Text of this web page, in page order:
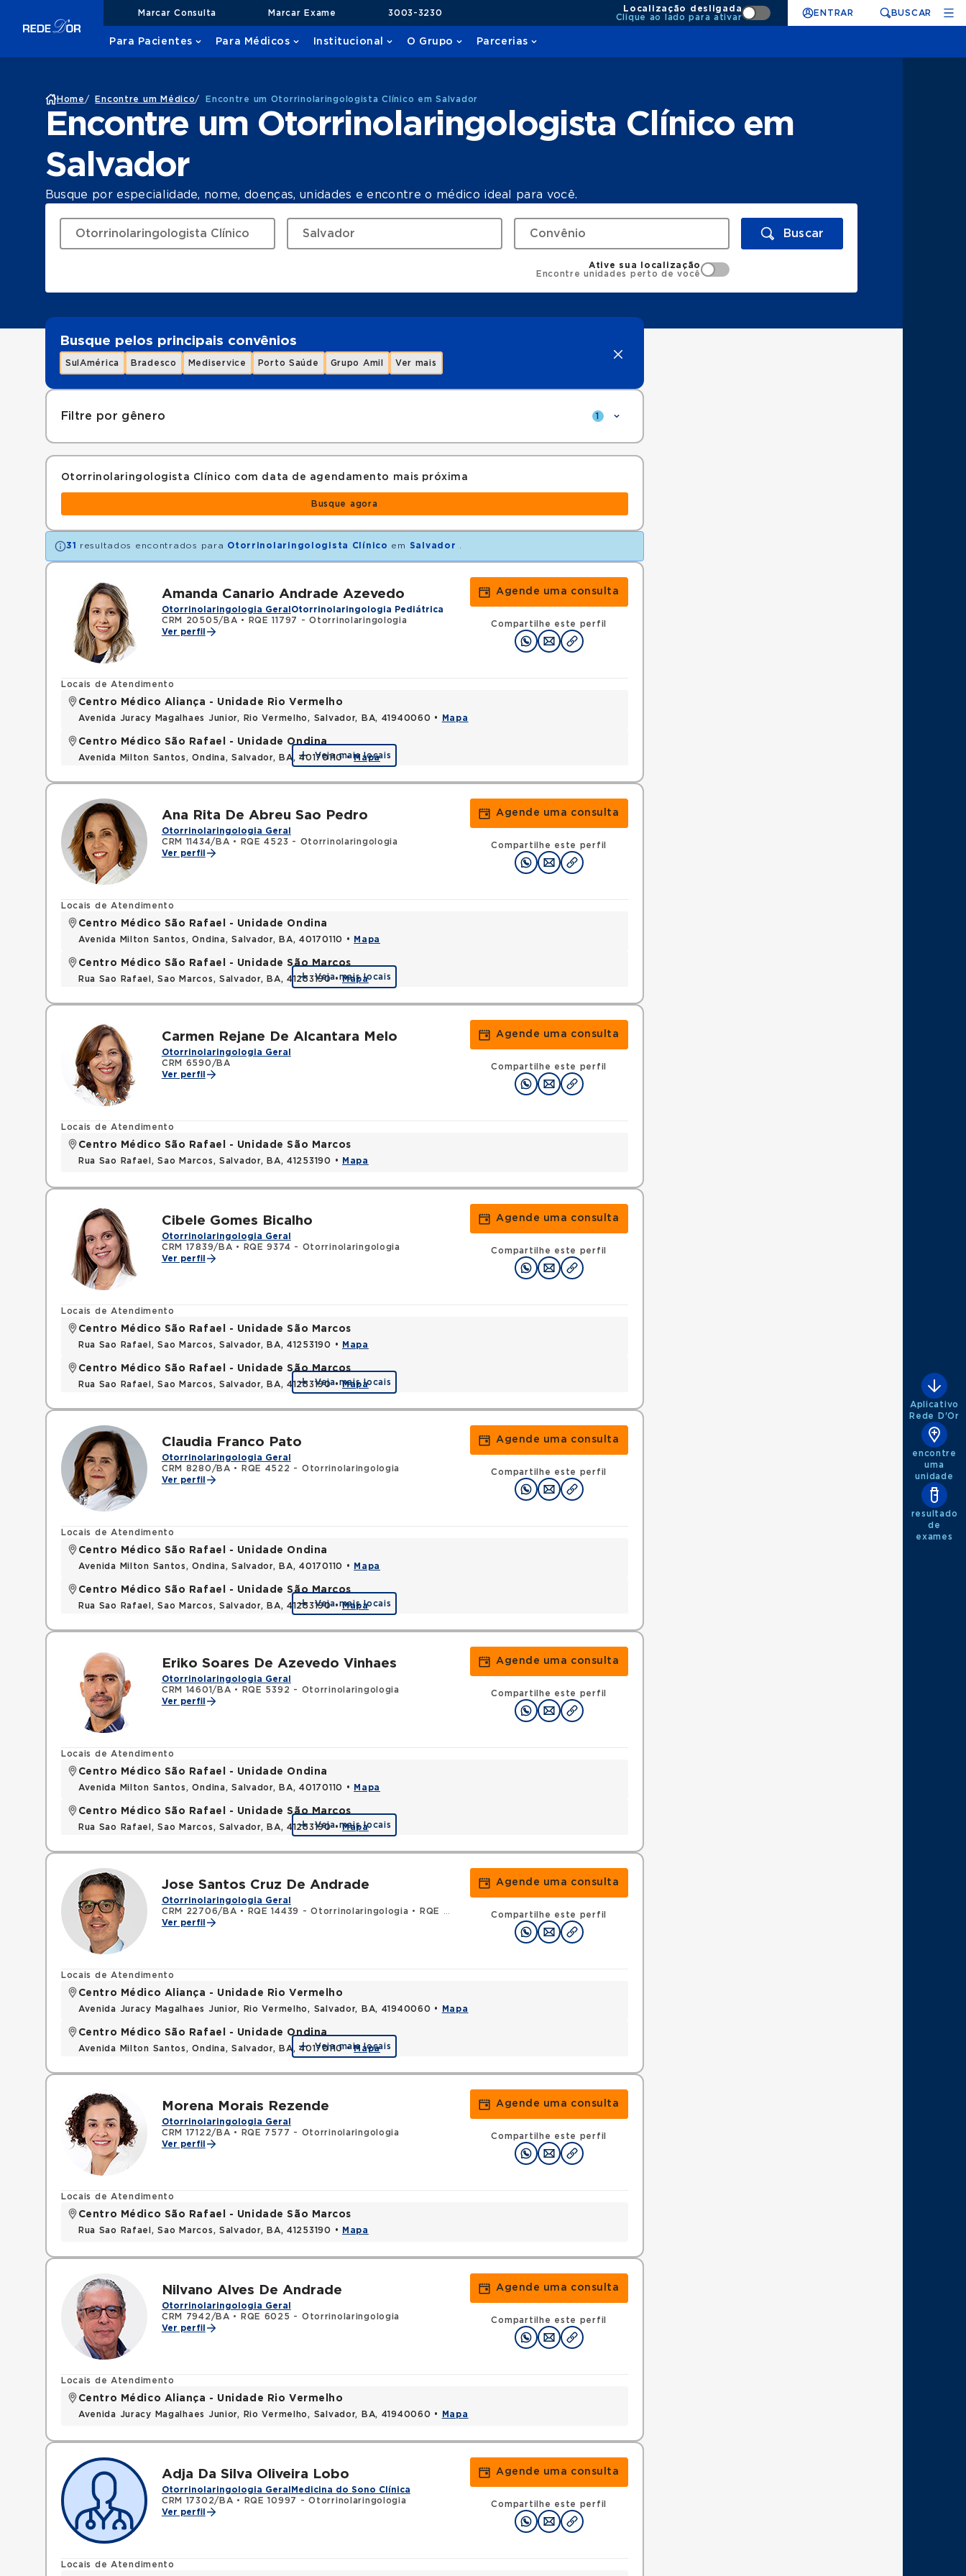
Marcar Consulta Marcar Exame 3003-3230
Localização desligada
Clique ao lado para ativar
ENTRAR BUSCAR
Para Pacientes Para Médicos Institucional O Grupo Parcerias
Home / Encontre um Médico/ Encontre um Otorrinolaringologista Clínico em Salvador
Encontre um Otorrinolaringologista Clínico em
Salvador
Busque por especialidade, nome, doenças, unidades e encontre o médico ideal para você.
Buscar
Ative sua localização
Encontre unidades perto de você
Busque pelos principais convênios
SulAmérica Bradesco Mediservice Porto Saúde Grupo Amil Ver mais
Filtre por gênero 1
Otorrinolaringologista Clínico com data de agendamento mais próxima
Busque agora
31 resultados encontrados para Otorrinolaringologista Clínico em Salvador
Amanda Canario Andrade Azevedo
Otorrinolaringologia Geral Otorrinolaringologia Pediátrica
CRM 20505/BA •
RQE 11797 - Otorrinolaringologia
Ver perfil
Agende uma consulta
Compartilhe este perfil
Locais de Atendimento
Centro Médico Aliança - Unidade Rio Vermelho
Avenida Juracy Magalhaes Junior, Rio Vermelho, Salvador, BA, 41940060 • Mapa
Centro Médico São Rafael - Unidade Ondina
Avenida Milton Santos, Ondina, Salvador, BA, 40170110 •Mapa
Veja mais locais
Ana Rita De Abreu Sao Pedro
Otorrinolaringologia Geral
CRM 11434/BA •
RQE 4523 - Otorrinolaringologia
Ver perfil
Agende uma consulta
Compartilhe este perfil
Locais de Atendimento
Centro Médico São Rafael - Unidade Ondina
Avenida Milton Santos, Ondina, Salvador, BA, 40170110 • Mapa
Centro Médico São Rafael - Unidade São Marcos
Rua Sao Rafael, Sao Marcos, Salvador, BA, 41253190 •Mapa
Veja mais locais
Carmen Rejane De Alcantara Melo
Otorrinolaringologia Geral
CRM 6590/BA
Ver perfil
Agende uma consulta
Compartilhe este perfil
Locais de Atendimento
Centro Médico São Rafael - Unidade São Marcos
Rua Sao Rafael, Sao Marcos, Salvador, BA, 41253190 • Mapa
Cibele Gomes Bicalho
Otorrinolaringologia Geral
CRM 17839/BA •
RQE 9374 - Otorrinolaringologia
Ver perfil
Agende uma consulta
Compartilhe este perfil
Locais de Atendimento
Centro Médico São Rafael - Unidade São Marcos
Rua Sao Rafael, Sao Marcos, Salvador, BA, 41253190 • Mapa
Centro Médico São Rafael - Unidade São Marcos
Rua Sao Rafael, Sao Marcos, Salvador, BA, 41253190 •Mapa
Veja mais locais
Claudia Franco Pato
Otorrinolaringologia Geral
CRM 8280/BA •
RQE 4522 - Otorrinolaringologia
Ver perfil
Agende uma consulta
Compartilhe este perfil
Locais de Atendimento
Centro Médico São Rafael - Unidade Ondina
Avenida Milton Santos, Ondina, Salvador, BA, 40170110 • Mapa
Centro Médico São Rafael - Unidade São Marcos
Rua Sao Rafael, Sao Marcos, Salvador, BA, 41253190 •Mapa
Veja mais locais
Eriko Soares De Azevedo Vinhaes
Otorrinolaringologia Geral
CRM 14601/BA •
RQE 5392 - Otorrinolaringologia
Ver perfil
Agende uma consulta
Compartilhe este perfil
Locais de Atendimento
Centro Médico São Rafael - Unidade Ondina
Avenida Milton Santos, Ondina, Salvador, BA, 40170110 • Mapa
Centro Médico São Rafael - Unidade São Marcos
Rua Sao Rafael, Sao Marcos, Salvador, BA, 41253190 •Mapa
Veja mais locais
Jose Santos Cruz De Andrade
Otorrinolaringologia Geral
CRM 22706/BA • RQE 14439 - Otorrinolaringologia •
RQE 25700 - Cirurgia de cabeça e pescoço
Ver perfil
Agende uma consulta
Compartilhe este perfil
Locais de Atendimento
Centro Médico Aliança - Unidade Rio Vermelho
Avenida Juracy Magalhaes Junior, Rio Vermelho, Salvador, BA, 41940060 • Mapa
Centro Médico São Rafael - Unidade Ondina
Avenida Milton Santos, Ondina, Salvador, BA, 40170110 •Mapa
Veja mais locais
Morena Morais Rezende
Otorrinolaringologia Geral
CRM 17122/BA •
RQE 7577 - Otorrinolaringologia
Ver perfil
Agende uma consulta
Compartilhe este perfil
Locais de Atendimento
Centro Médico São Rafael - Unidade São Marcos
Rua Sao Rafael, Sao Marcos, Salvador, BA, 41253190 • Mapa
Nilvano Alves De Andrade
Otorrinolaringologia Geral
CRM 7942/BA •
RQE 6025 - Otorrinolaringologia
Ver perfil
Agende uma consulta
Compartilhe este perfil
Locais de Atendimento
Centro Médico Aliança - Unidade Rio Vermelho
Avenida Juracy Magalhaes Junior, Rio Vermelho, Salvador, BA, 41940060 • Mapa
Adja Da Silva Oliveira Lobo
Otorrinolaringologia Geral Medicina do Sono Clínica
CRM 17302/BA •
RQE 10997 - Otorrinolaringologia
Ver perfil
Agende uma consulta
Compartilhe este perfil
Locais de Atendimento
Aplicativo
Rede D'Or
encontre
uma
unidade
resultado
de
exames